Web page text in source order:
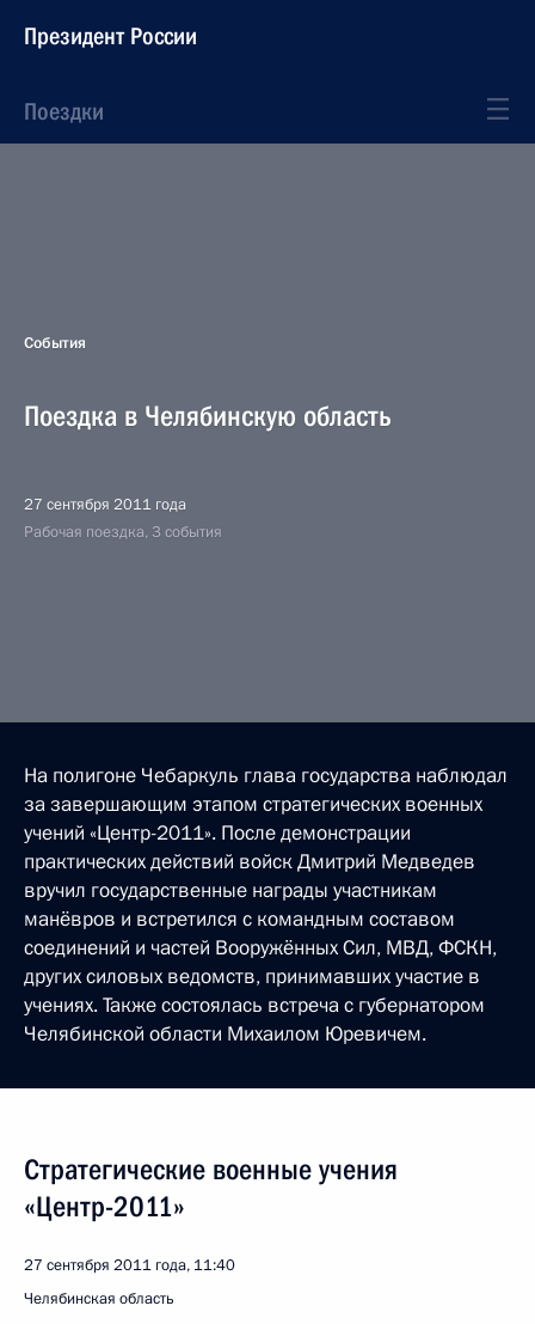
Президент России
Поездки
События
Поездка в Челябинскую область
27 сентября 2011 года
Рабочая поездка, 3 события
На полигоне Чебаркуль глава государства наблюдал
за завершающим этапом стратегических военных
учений «Центр-2011». После демонстрации
практических действий войск Дмитрий Медведев
вручил государственные награды участникам
манёвров и встретился с командным составом
соединений и частей Вооружённых Сил, МВД, ФСКН,
других силовых ведомств, принимавших участие в
учениях. Также состоялась встреча с губернатором
Челябинской области Михаилом Юревичем.
Стратегические военные учения
«Центр-2011»
27 сентября 2011 года, 11:40
Челябинская область